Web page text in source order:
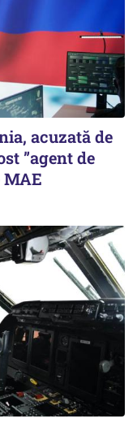
acuzată de
”agent de